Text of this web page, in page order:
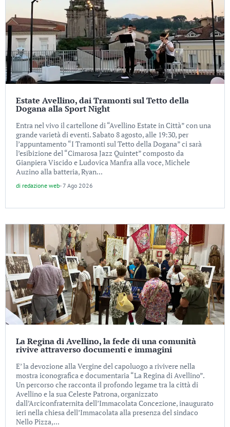
Estate Avellino, dai Tramonti sul Tetto della
Dogana alla Sport Night
Entra nel vivo il cartellone di “Avellino Estate in Città” con una
grande varietà di eventi. Sabato 8 agosto, alle 19:30, per
l’appuntamento “I Tramonti sul Tetto della Dogana” ci sarà
l’esibizione del “Cimarosa Jazz Quintet” composto da
Gianpiera Viscido e Ludovica Manfra alla voce, Michele
Auzino alla batteria, Ryan...
di redazione web-7 Ago 2026
La Regina di Avellino, la fede di una comunità
rivive attraverso documenti e immagini
E’ la devozione alla Vergine del capoluogo a rivivere nella
mostra iconografica e documentaria “La Regina di Avellino”.
Un percorso che racconta il profondo legame tra la città di
Avellino e la sua Celeste Patrona, organizzato
dall’Arciconfraternita dell’Immacolata Concezione, inaugurato
ieri nella chiesa dell’Immacolata alla presenza del sindaco
Nello Pizza,...